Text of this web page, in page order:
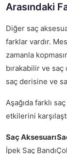
Arasındaki
Diğer saç
farklar vardır.
zamanla
bırakabilir ve
saç derisine ve
Aşağıda farklı
etkilerini
Saç Aksesuarı
İpek Saç Bandı